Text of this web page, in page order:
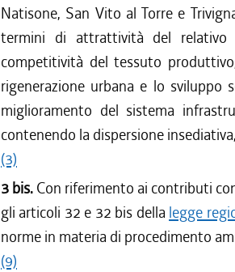
Natisone, San Vito al Torre e
termini di attrattività del relativo
competitività del tessuto
rigenerazione urbana e lo sviluppo
miglioramento del sistema
contenendo la dispersione
(3)
3 bis. Con riferimento ai contributi
gli articoli 32 e 32 bis della legge
norme in materia di procedimento
(9)